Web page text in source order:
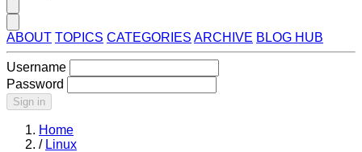
ABOUT TOPICS CATEGORIES ARCHIVE BLOG HUB
Username
Password
Sign in
Home
/ Linux